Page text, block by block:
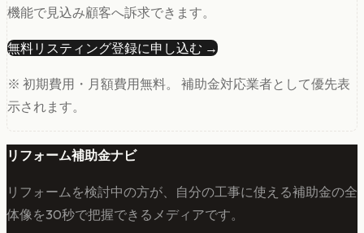
機能で見込み顧客へ訴求できます。
無料リスティング登録に申し込む →
※ 初期費用・月額費用無料。 補助金対応業者として優先表
示されます。
リフォーム補助金ナビ
リフォームを検討中の方が、自分の工事に使える補助金の全
体像を30秒で把握できるメディアです。